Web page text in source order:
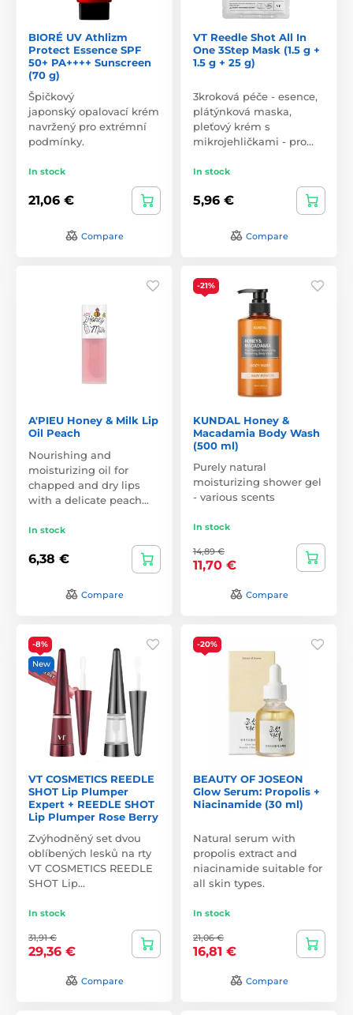
BIORÉ UV Athlizm
Protect Essence SPF
50+ PA++++ Sunscreen
(70 g)
Špičkový
japonský opalovací krém
navržený pro extrémní
podmínky.
In stock
21,06 €
Compare
VT Reedle Shot All In
One 3Step Mask (1.5 g +
1.5 g + 25 g)
3kroková péče - esence,
plátýnková maska,
pleťový krém s
mikrojehličkami - pro…
In stock
5,96 €
Compare
A'PIEU Honey & Milk Lip
Oil Peach
Nourishing and
moisturizing oil for
chapped and dry lips
with a delicate peach…
In stock
6,38 €
Compare
-21%
KUNDAL Honey &
Macadamia Body Wash
(500 ml)
Purely natural
moisturizing shower gel
- various scents
In stock
14,89 €
11,70 €
Compare
-8%
New
VT COSMETICS REEDLE
SHOT Lip Plumper
Expert + REEDLE SHOT
Lip Plumper Rose Berry
Zvýhodněný set dvou
oblíbených lesků na rty
VT COSMETICS REEDLE
SHOT Lip…
In stock
31,91 €
29,36 €
Compare
-20%
BEAUTY OF JOSEON
Glow Serum: Propolis +
Niacinamide (30 ml)
Natural serum with
propolis extract and
niacinamide suitable for
all skin types.
In stock
21,06 €
16,81 €
Compare